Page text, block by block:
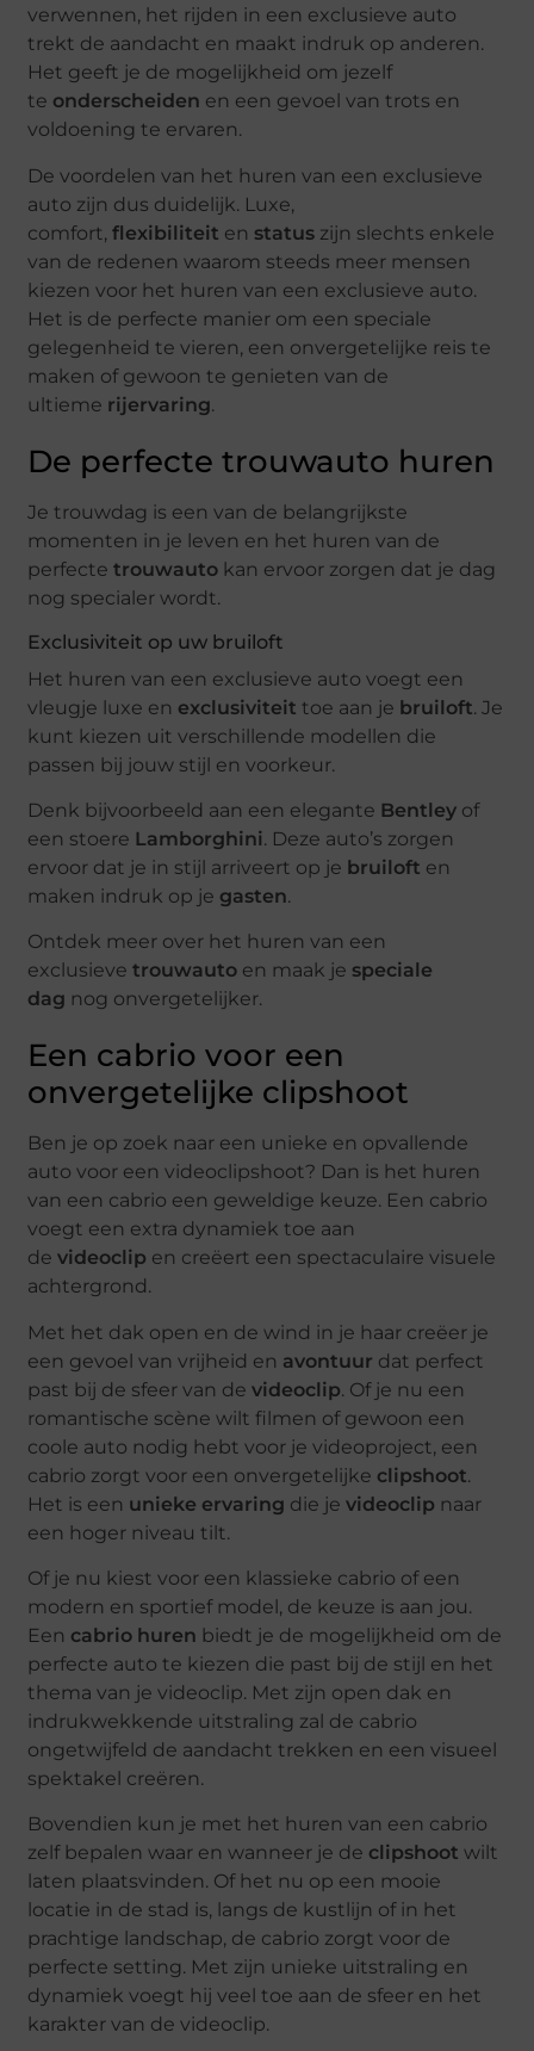
verwennen, het rijden in een exclusieve auto
trekt de aandacht en maakt indruk op anderen.
Het geeft je de mogelijkheid om jezelf
te onderscheiden en een gevoel van trots en
voldoening te ervaren.
De voordelen van het huren van een exclusieve
auto zijn dus duidelijk. Luxe,
comfort,flexibiliteit en status zijn slechts enkele
van de redenen waarom steeds meer mensen
kiezen voor het huren van een exclusieve auto.
Het is de perfecte manier om een speciale
gelegenheid te vieren, een onvergetelijke reis te
maken of gewoon te genieten van de
ultieme rijervaring.
De perfecte trouwauto huren
Je trouwdag is een van de belangrijkste
momenten in je leven en het huren van de
perfectetrouwauto kan ervoor zorgen dat je dag
nog specialer wordt.
Exclusiviteit op uw bruiloft
Het huren van een exclusieve auto voegt een
vleugje luxe en exclusiviteit toe aan je bruiloft. Je
kunt kiezen uit verschillende modellen die
passen bij jouw stijl en voorkeur.
Denk bijvoorbeeld aan een elegante Bentley of
een stoere Lamborghini. Deze auto’s zorgen
ervoor dat je in stijl arriveert op je bruiloft en
maken indruk op je gasten.
Ontdek meer over het huren van een
exclusievetrouwauto en maak je speciale
dag nog onvergetelijker.
Een cabrio voor een
onvergetelijke clipshoot
Ben je op zoek naar een unieke en opvallende
auto voor een videoclipshoot? Dan is het huren
van een cabrio een geweldige keuze. Een cabrio
voegt een extra dynamiek toe aan
devideoclip en creëert een spectaculaire visuele
achtergrond.
Met het dak open en de wind in je haar creëer je
een gevoel van vrijheid en avontuur dat perfect
past bij de sfeer van devideoclip. Of je nu een
romantische scène wilt filmen of gewoon een
coole auto nodig hebt voor je videoproject, een
cabrio zorgt voor een onvergetelijke clipshoot.
Het is een unieke ervaring die jevideoclip naar
een hoger niveau tilt.
Of je nu kiest voor een klassieke cabrio of een
modern en sportief model, de keuze is aan jou.
Een cabrio huren biedt je de mogelijkheid om de
perfecte auto te kiezen die past bij de stijl en het
thema van je videoclip. Met zijn open dak en
indrukwekkende uitstraling zal de cabrio
ongetwijfeld de aandacht trekken en een visueel
spektakel creëren.
Bovendien kun je met het huren van een cabrio
zelf bepalen waar en wanneer je de clipshoot wilt
laten plaatsvinden. Of het nu op een mooie
locatie in de stad is, langs de kustlijn of in het
prachtige landschap, de cabrio zorgt voor de
perfecte setting. Met zijn unieke uitstraling en
dynamiek voegt hij veel toe aan de sfeer en het
karakter van de videoclip.